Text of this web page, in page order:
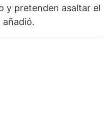
y pretenden asaltar el
añadió.